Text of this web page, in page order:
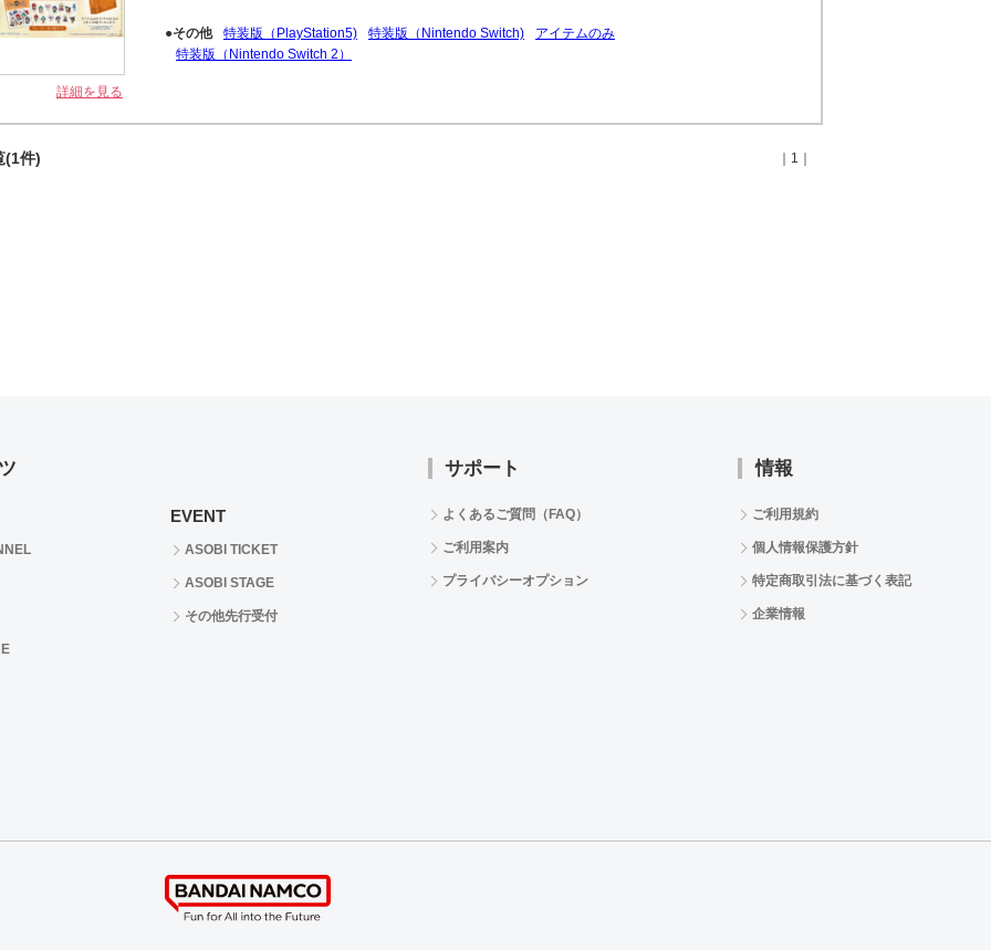
詳細を見る
●その他 特装版（PlayStation5) 特装版（Nintendo Switch)
アイテムのみ
特装版（Nintendo Switch 2）
(1件) ｜1｜
EVENT
ASOBI TICKET
ASOBI STAGE
その他先行受付
サポート
よくあるご質問（FAQ）
ご利用案内
プライバシーオプション
情報
ご利用規約
個人情報保護方針
特定商取引法に基づく表記
企業情報